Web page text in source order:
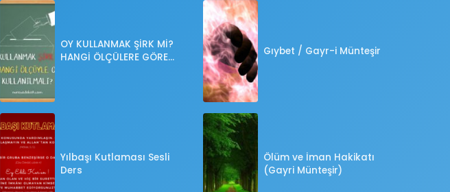
OY KULLANMAK ŞİRK Mİ?
HANGİ ÖLÇÜLERE GÖRE
Yılbaşı Kutlaması Sesli
Ders
Gıybet / Gayr-i Münteşir
Ölüm ve İman Hakikatı
(Gayri Münteşir)